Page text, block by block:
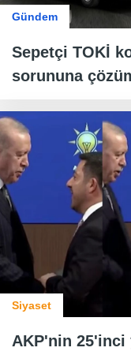
Gündem
Sepetçi TOKİ
sorununa
Siyaset
AKP'nin 25'inci